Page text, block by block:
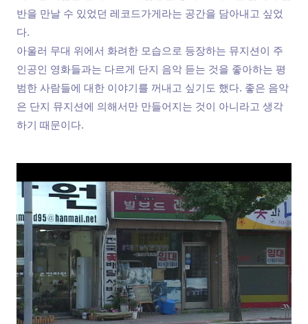
반을 만날 수 있었던 레코드가게라는 공간을 담아내고 싶었
다.
아울러 무대 위에서 화려한 모습으로 등장하는 뮤지션이 주
인공인 영화들과는 다르게 단지 음악 듣는 것을 좋아하는 평
범한 사람들에 대한 이야기를 꺼내고 싶기도 했다. 좋은 음악
은 단지 뮤지션에 의해서만 만들어지는 것이 아니라고 생각
하기 때문이다.